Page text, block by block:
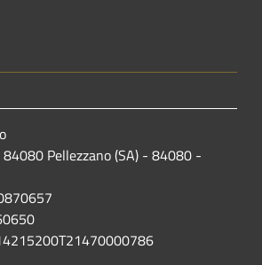
Pellezzano (SA) - 84080 -